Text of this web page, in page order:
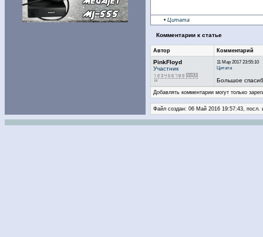
• Цитата
Комментарии к статье
Автор Комментарий
PinkFloyd
Участник
11 Мар 2017 23:55:10
Цитата
Большое
Добавлять комментарии могут только
Файл создан: 06 Май 2016 19:57:43, посл.